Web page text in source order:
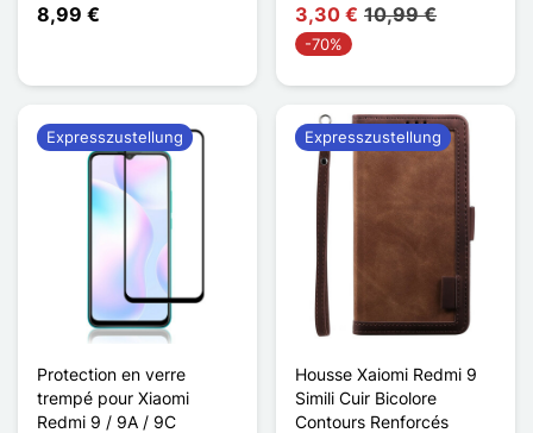
8,99 € 3,30 € 10,99 €
-70%
Protection en verre
trempé pour Xiaomi
Redmi 9 / 9A / 9C
Expresszustellung
Housse Xaiomi Redmi 9
Simili Cuir Bicolore
Contours Renforcés
Expresszustellung